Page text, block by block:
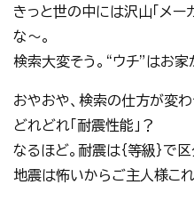
きっと世の中には沢山「メー
な～。
検索大変そう。“ウチ”はお
おやおや、検索の仕方が変わ
どれどれ「耐震性能」？
なるほど。耐震は｛等級｝で
地震は怖いからご主人様こ